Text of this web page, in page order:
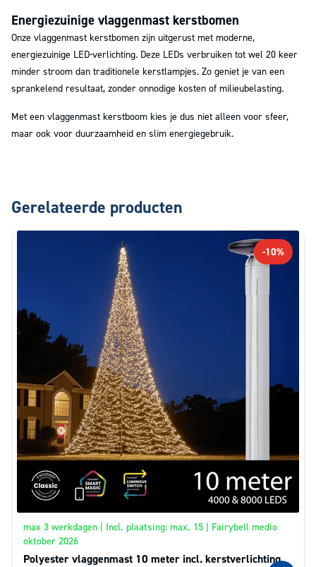
Energiezuinige vlaggenmast kerstbomen
Onze vlaggenmast kerstbomen zijn uitgerust met moderne,
energiezuinige LED-verlichting. Deze LEDs verbruiken tot wel 20 keer
minder stroom dan traditionele kerstlampjes. Zo geniet je van een
sprankelend resultaat, zonder onnodige kosten of milieubelasting.
Met een vlaggenmast kerstboom kies je dus niet alleen voor sfeer,
maar ook voor duurzaamheid en slim energiegebruik.
Gerelateerde producten
-10%
max 3 werkdagen | Incl. plaatsing: max. 15 | Fairybell medio
oktober 2026
Polyester vlaggenmast 10 meter incl. kerstverlichting